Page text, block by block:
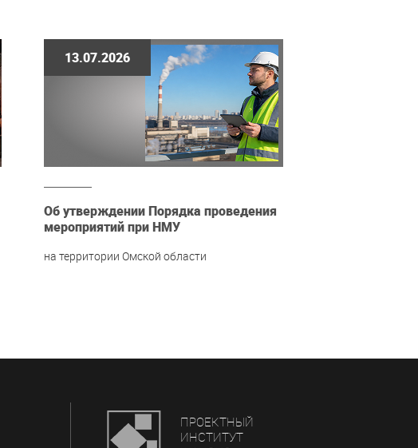
13.07.2026
Об утверждении Порядка проведения
мероприятий при НМУ
на территории Омской области
ПРОЕКТНЫЙ
ИНСТИТУТ